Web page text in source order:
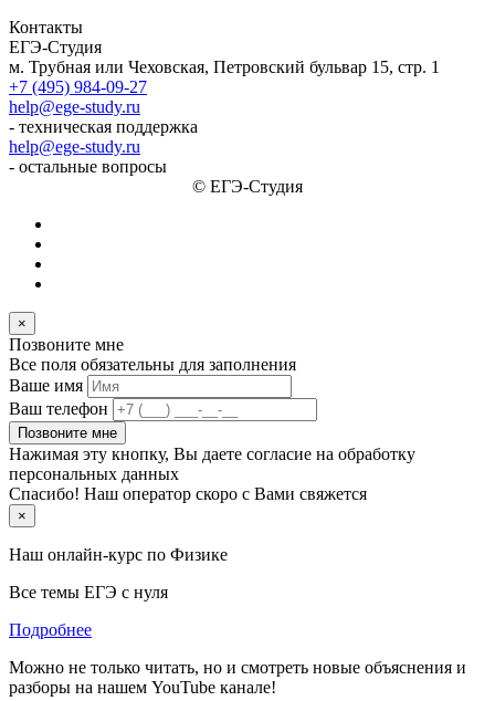
Контакты
ЕГЭ-Студия
м. Трубная или Чеховская, Петровский бульвар 15, стр. 1
+7 (495) 984-09-27
help@ege-study.ru
- техническая поддержка
help@ege-study.ru
- остальные вопросы
© ЕГЭ-Студия
×
Позвоните мне
Все поля обязательны для заполнения
Ваше имя
Ваш телефон
Позвоните мне
Нажимая эту кнопку, Вы даете согласие на обработку
персональных данных
Спасибо! Наш оператор скоро с Вами свяжется
×
Наш онлайн-курс по Физике
Все темы ЕГЭ с нуля
Подробнее
Можно не только читать, но и смотреть новые объяснения и
разборы на нашем YouTube канале!